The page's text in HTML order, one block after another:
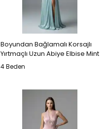
Boyundan Bağlamalı Korsajlı
Yırtmaçlı Uzun Abiye Elbise Mint
4 Beden